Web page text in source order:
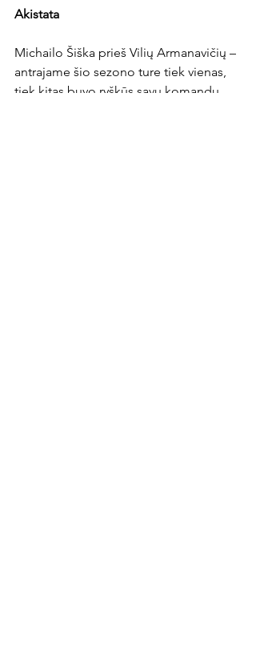
Akistata
Michailo Šiška prieš Vilių Armanavičių –
antrajame šio sezono ture tiek vienas,
tiek kitas buvo ryškūs savų komandų